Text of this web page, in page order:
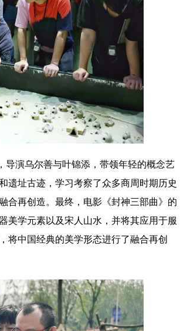
导演乌尔善与叶锦添，带领年轻的概念艺
遗址古迹，学习考察了众多商周时期历史
合再创造。最终，电影《封神三部曲》的
美学元素以及宋人山水，并将其应用于服
将中国经典的美学形态进行了融合再创